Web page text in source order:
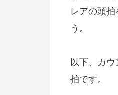
レアの頭
う。
以下、カ
拍です。